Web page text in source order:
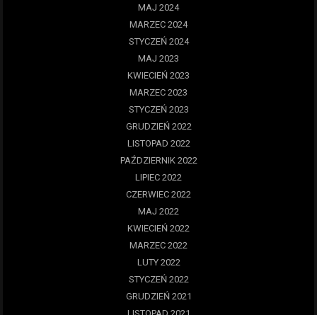
MAJ 2024
MARZEC 2024
STYCZEŃ 2024
MAJ 2023
KWIECIEŃ 2023
MARZEC 2023
STYCZEŃ 2023
GRUDZIEŃ 2022
LISTOPAD 2022
PAŹDZIERNIK 2022
LIPIEC 2022
CZERWIEC 2022
MAJ 2022
KWIECIEŃ 2022
MARZEC 2022
LUTY 2022
STYCZEŃ 2022
GRUDZIEŃ 2021